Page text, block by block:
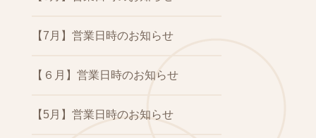
【7月】営業日時のお知らせ
【６月】営業日時のお知らせ
【5月】営業日時のお知らせ